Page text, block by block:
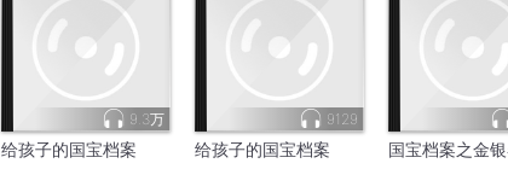
9.3万
给孩子的国宝档案
9129
给孩子的国宝档案
国宝档案之金